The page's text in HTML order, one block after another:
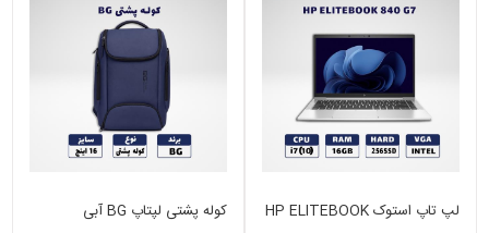
لپ تاپ استوک HP ELITEBOOK
کوله پشتی لپتاپ BG آبی